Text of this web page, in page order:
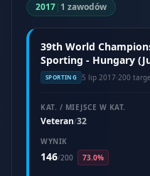
2017| 1 zawodów
39th World
Sporting - Hungary
SPORTING 5 lip 2017·200
KAT. / MIEJSCE W KAT.
Veteran/32
WYNIK
146/200 73.0%